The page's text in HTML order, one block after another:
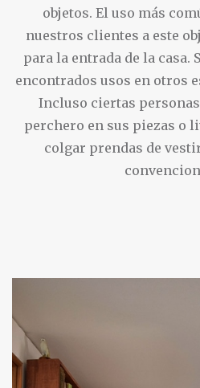
objetos. El uso más
nuestros clientes a este
para la entrada de la casa.
encontrados usos en otros
Incluso ciertas
perchero en sus piezas o
colgar prendas de